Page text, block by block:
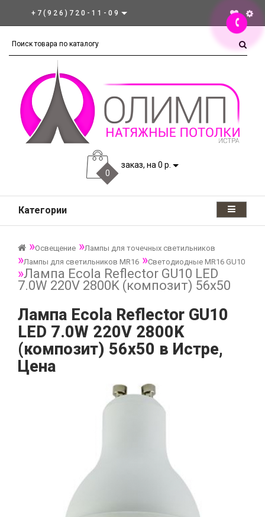
+7(926)720-11-09
0
заказ, на 0 р.
Категории
Освещение
Лампы для точечных светильников
Лампы для светильников MR16
Светодиодные MR16 GU10
Лампа Ecola Reflector GU10 LED
7.0W 220V 2800K (композит) 56x50
Лампа Ecola Reflector GU10
LED 7.0W 220V 2800K
(композит) 56x50 в Истре,
Цена